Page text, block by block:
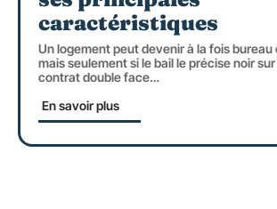
caractéristiques
Un logement peut devenir à la fois bureau
mais seulement si le bail le précise noir
contrat double face…
En savoir plus